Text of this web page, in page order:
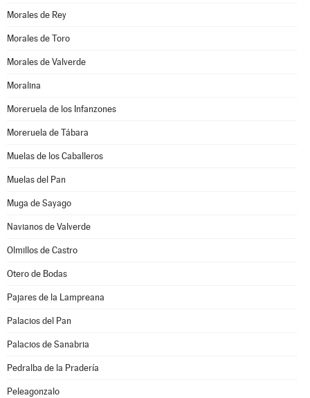
Morales de Rey
Morales de Toro
Morales de Valverde
Moralina
Moreruela de los Infanzones
Moreruela de Tábara
Muelas de los Caballeros
Muelas del Pan
Muga de Sayago
Navianos de Valverde
Olmillos de Castro
Otero de Bodas
Pajares de la Lampreana
Palacios del Pan
Palacios de Sanabria
Pedralba de la Pradería
Peleagonzalo